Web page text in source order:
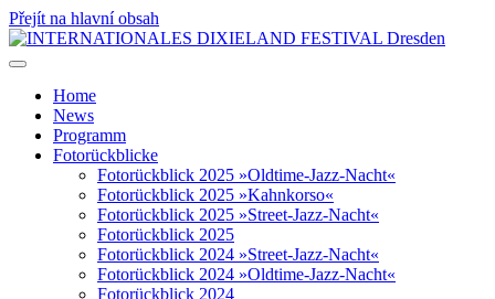
Přejít na hlavní obsah
Home
News
Programm
Fotorückblicke
Fotorückblick 2025 »Oldtime-Jazz-Nacht«
Fotorückblick 2025 »Kahnkorso«
Fotorückblick 2025 »Street-Jazz-Nacht«
Fotorückblick 2025
Fotorückblick 2024 »Street-Jazz-Nacht«
Fotorückblick 2024 »Oldtime-Jazz-Nacht«
Fotorückblick 2024